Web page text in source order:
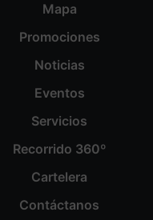
Mapa
Promociones
Noticias
Eventos
Servicios
Recorrido 360º
Cartelera
Contáctanos